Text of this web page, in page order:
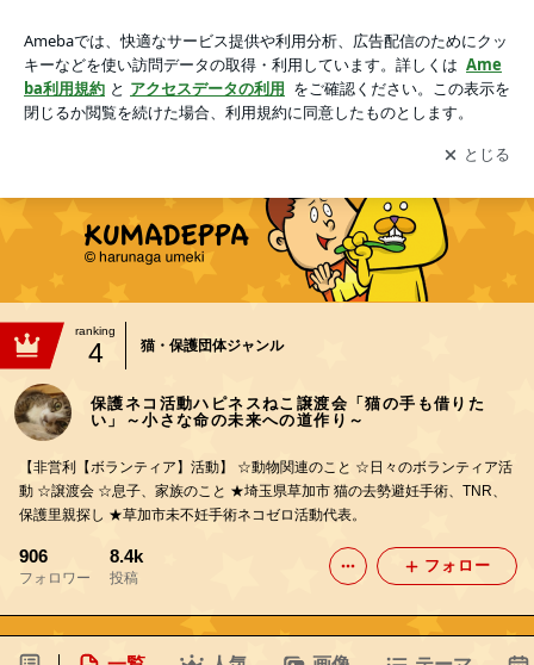
な命の未来への道作り～
アプリをダウンロードして ブログの更新通知
を受け取りまし
ょう。
開く
ranking
4 猫・保護団体ジャンル
保護ネコ活動ハピネスねこ譲渡会「猫の手も借りた
い」～小さな命の未来への道作り～
【非営利【ボランティア】活動】 ☆動物関連のこと ☆日々のボランティア活
動 ☆譲渡会 ☆息子、家族のこと ★埼玉県草加市 猫の去勢避妊手術、TNR、
保護里親探し ★草加市未不妊手術ネコゼロ活動代表。
906
フォロワー
8.4k
投稿
フォロー